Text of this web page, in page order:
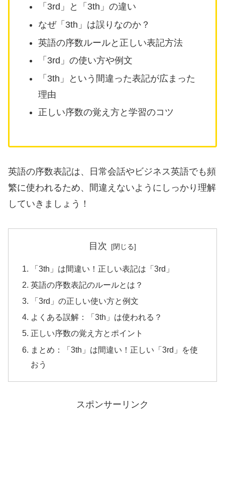
「3rd」と「3th」の違い
なぜ「3th」は誤りなのか？
英語の序数ルールと正しい表記方法
「3rd」の使い方や例文
「3th」という間違った表記が広まった
理由
正しい序数の覚え方と学習のコツ
英語の序数表記は、日常会話やビジネス英語でも頻
繁に使われるため、間違えないようにしっかり理解
していきましょう！
目次
「3th」は間違い！正しい表記は「3rd」
英語の序数表記のルールとは？
「3rd」の正しい使い方と例文
よくある誤解：「3th」は使われる？
正しい序数の覚え方とポイント
まとめ：「3th」は間違い！正しい「3rd」を使
おう
スポンサーリンク